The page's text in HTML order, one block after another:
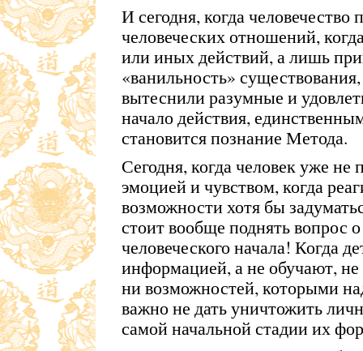
И сегодня, когда
человеческих отношений,
или иных действий, а лишь
«ванильность»
вытеснили разумные и
начало действия,
становится познание Метода.
Сегодня, когда человек уже
эмоцией и чувством, когда
возможности хотя бы
стоит вообще поднять вопрос
человеческого начала! Когда
информацией, а не обучают,
ни возможностей, которыми
важно не дать уничтожить
самой начальной стадии их